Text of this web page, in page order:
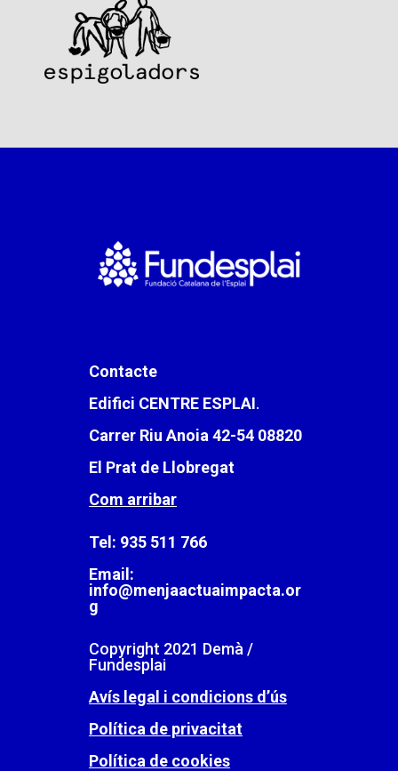
Contacte
Edifici CENTRE ESPLAI.
Carrer Riu Anoia 42-54 08820
El Prat de Llobregat
Com arribar
Tel: 935 511 766
Email:
info@menjaactuaimpacta.or
g
Copyright 2021 Demà /
Fundesplai
Avís legal i condicions d’ús
Política de privacitat
Política de cookies